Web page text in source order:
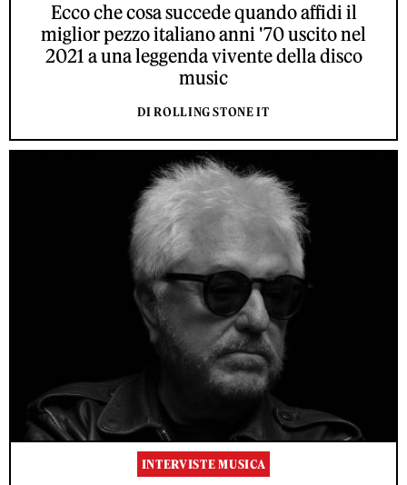
Ecco che cosa succede quando affidi il
miglior pezzo italiano anni '70 uscito nel
2021 a una leggenda vivente della disco
music
DI ROLLING STONE IT
INTERVISTE MUSICA